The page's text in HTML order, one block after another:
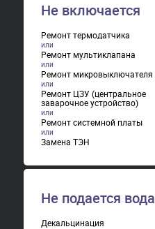
Не включается
Ремонт термодатчика
Ремонт мультиклапана
Ремонт микровыключателя
Ремонт ЦЗУ (центральное
заварочное устройство)
Ремонт системной платы
Замена ТЭН
Не подается вода
Декальцинация